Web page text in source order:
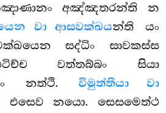
අඤ්ඤතරන්ති න
වා ආසවක්ඛයන්ති යං
සද්ධිං සාවකස්ස
වත්තබ්බං සියා
තං නත්ථි.විමුත්තියා වා
එසෙව නයො. සෙසමෙත්ථ